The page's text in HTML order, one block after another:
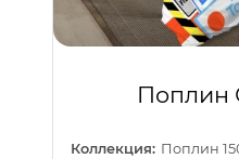
Поплин
Коллекция: Поплин